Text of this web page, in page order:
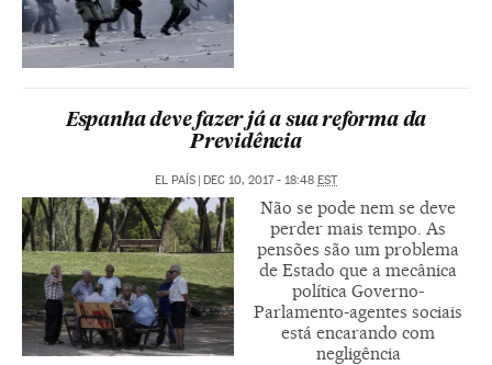
Espanha deve fazer já a sua reforma da
Previdência
EL PAÍS | DEC 10, 2017 - 18:48 EST
Não se pode nem se deve
perder mais tempo. As
pensões são um problema
de Estado que a mecânica
política Governo-
Parlamento-agentes sociais
está encarando com
negligência